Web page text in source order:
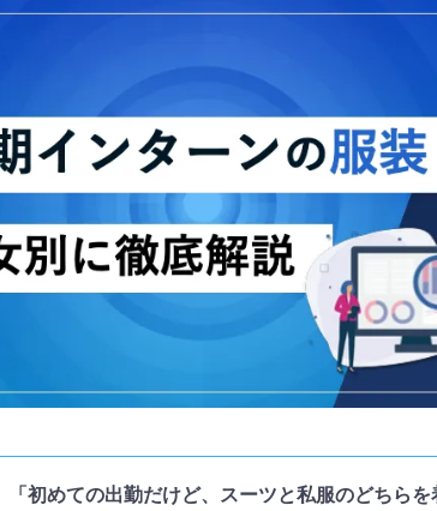
「初めての出勤だけど、スーツと私服のどちら